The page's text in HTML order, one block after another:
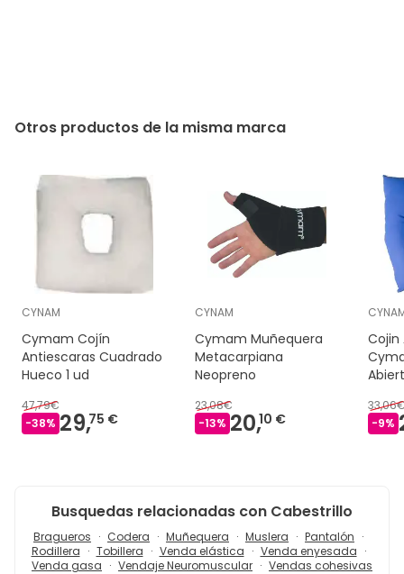
Otros productos de la misma marca
CYNAM
Cymam Cojín
Antiescaras Cuadrado
Hueco 1 ud
47,79€
-38% 29,75 €
CYNAM
Cymam Muñequera
Metacarpiana
Neopreno
23,08€
-13% 20,10 €
Cojin
-9%
Busquedas relacionadas con Cabestrillo
Bragueros Codera Muñequera Muslera
Pantalón
Rodillera
Tobillera Venda elástica
Venda enyesada
Venda gasa
Vendaje Neuromuscular Vendas cohesivas